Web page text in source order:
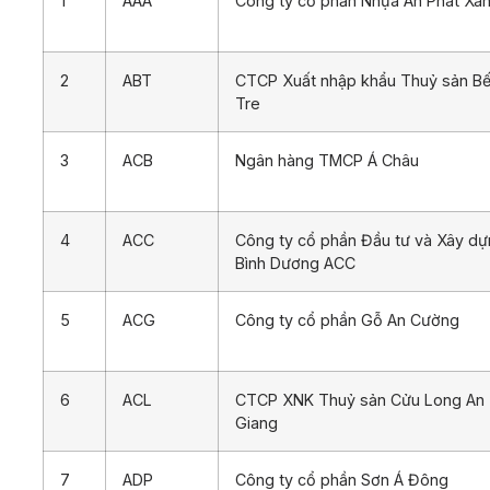
2 ABT
CTCP Xuất nhập khẩu Thuỷ sản
Tre
3 ACB Ngân hàng TMCP Á Châu
4 ACC
Công ty cổ phần Đầu tư và Xây
Bình Dương ACC
5 ACG Công ty cổ phần Gỗ An Cường
6 ACL
CTCP XNK Thuỷ sản Cửu Long An
Giang
7 ADP Công ty cổ phần Sơn Á Đông